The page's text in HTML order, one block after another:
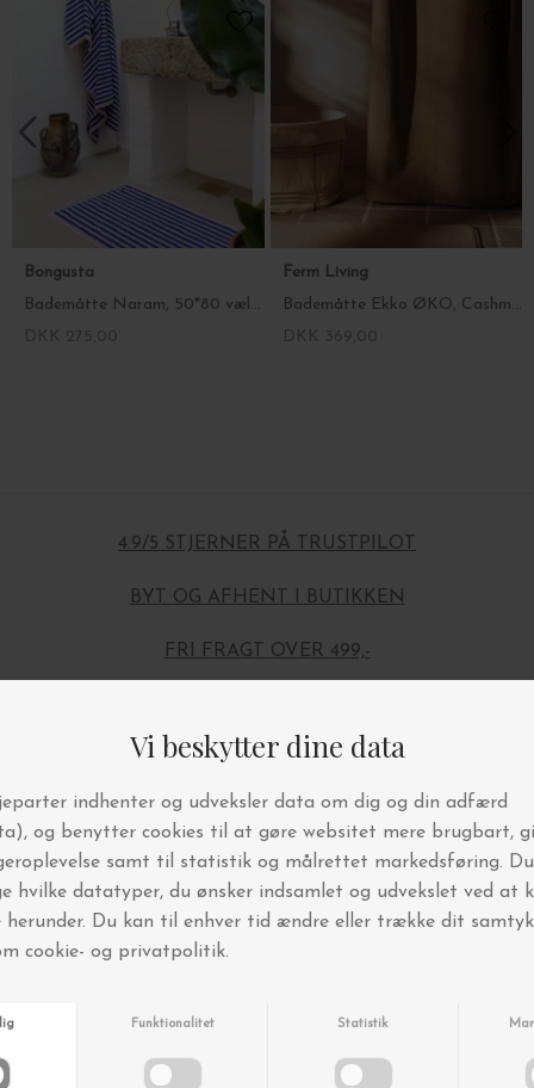
Bongusta
Bademåtte Naram, 50*80 vælg farver
Ferm Living
Bademåtte Ekko ØKO, Cashmere - 50*70
4.9/5 STJERNER PÅ TRUSTPILOT
BYT OG AFHENT I BUTIKKEN
FRI FRAGT OVER 499,-
Andre købte også